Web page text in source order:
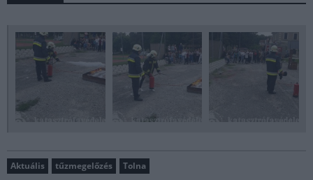
Aktuális tűzmegelőzés Tolna